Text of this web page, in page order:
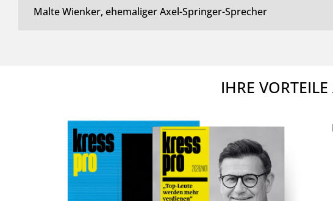
Malte Wienker, ehemaliger Axel-Springer-Sprecher
IHRE